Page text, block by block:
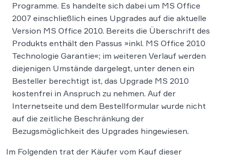
Programme. Es handelte sich dabei um MS Office
2007 einschließlich eines Upgrades auf die aktuelle
Version MS Office 2010. Bereits die Überschrift des
Produkts enthält den Passus »inkl. MS Office 2010
Technologie Garantie«; im weiteren Verlauf werden
diejenigen Umstände dargelegt, unter denen ein
Besteller berechtigt ist, das Upgrade MS 2010
kostenfrei in Anspruch zu nehmen. Auf der
Internetseite und dem Bestellformular wurde nicht
auf die zeitliche Beschränkung der
Bezugsmöglichkeit des Upgrades hingewiesen.
Im Folgenden trat der Käufer vom Kauf dieser